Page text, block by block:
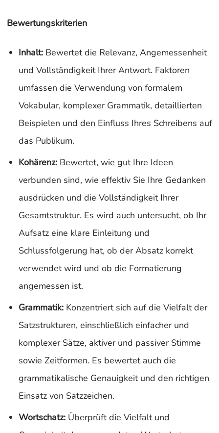
Bewertungskriterien
Inhalt: Bewertet die Relevanz, Angemessenheit
und Vollständigkeit Ihrer Antwort. Faktoren
umfassen die Verwendung von formalem
Vokabular, komplexer Grammatik, detaillierten
Beispielen und den Einfluss Ihres Schreibens auf
das Publikum.
Kohärenz: Bewertet, wie gut Ihre Ideen
verbunden sind, wie effektiv Sie Ihre Gedanken
ausdrücken und die Vollständigkeit Ihrer
Gesamtstruktur. Es wird auch untersucht, ob Ihr
Aufsatz eine klare Einleitung und
Schlussfolgerung hat, ob der Absatz korrekt
verwendet wird und ob die Formatierung
angemessen ist.
Grammatik: Konzentriert sich auf die Vielfalt der
Satzstrukturen, einschließlich einfacher und
komplexer Sätze, aktiver und passiver Stimme
sowie Zeitformen. Es bewertet auch die
grammatikalische Genauigkeit und den richtigen
Einsatz von Satzzeichen.
Wortschatz: Überprüft die Vielfalt und